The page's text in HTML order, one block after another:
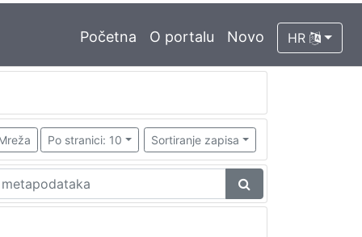
Početna O portalu Novo HR
Po stranici: 10 Sortiranje zapisa